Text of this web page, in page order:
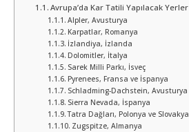
Avrupa’da Kar Tatili Yapılacak Yerler
Alpler, Avusturya
Karpatlar, Romanya
İzlandiya, İzlanda
Dolomitler, İtalya
Sarek Milli Parkı, İsveç
Pyrenees, Fransa ve İspanya
Schladming-Dachstein, Avusturya
Sierra Nevada, İspanya
Tatra Dağları, Polonya ve Slovakya
Zugspitze, Almanya